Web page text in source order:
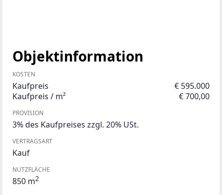
Objektinformation
KOSTEN
Kaufpreis
€ 595.000
Kaufpreis / m²
€ 700,00
PROVISION
3% des Kaufpreises zzgl. 20% USt.
VERTRAGSART
Kauf
NUTZFLÄCHE
850 m2